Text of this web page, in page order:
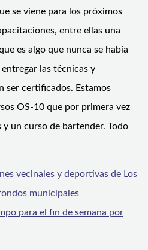
se viene para los próximos
entre ellas una
es algo que nunca se había
las técnicas y
ser certificados. Estamos
OS-10 que por primera vez
un curso de bartender. Todo
vecinales y deportivas de Los
municipales
para el fin de semana por